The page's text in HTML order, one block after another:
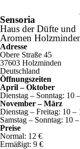
Sensoria
Haus der Düfte und
Aromen
Adresse
Obere Straße 45
37603 Holzminden
Deutschland
Öffnungszeiten
April – Oktober
Dienstag – Sonntag: 10
November – März
Dienstag – Freitag: 10 –
Samstag – Sonntag: 10
Preise
Normal: 12 €
Ermäßigt: 9 €